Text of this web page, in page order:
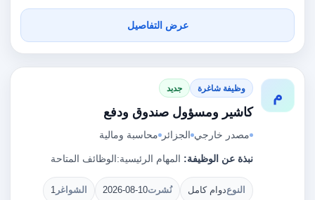
عرض التفاصيل
م وظيفة شاغرة جديد
كاشير ومسؤول صندوق ودفع
مصدر خارجي الجزائر محاسبة ومالية
نبذة عن الوظيفة: المهام الرئيسية:الوظائف المتاحة
النوعدوام كامل نُشرت2026-08-10 الشواغر 1